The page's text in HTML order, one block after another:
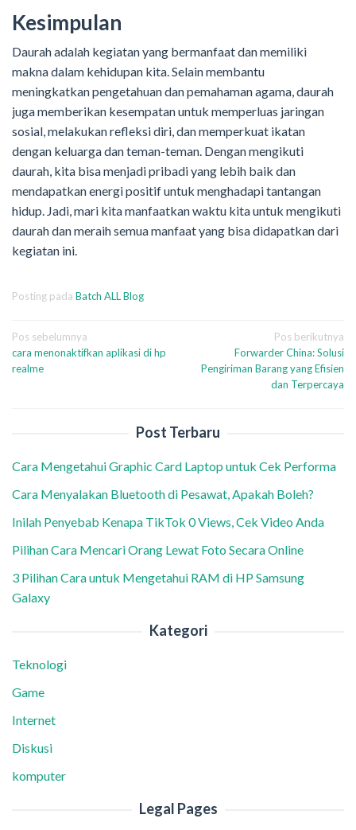
Kesimpulan
Daurah adalah kegiatan yang bermanfaat dan memiliki
makna dalam kehidupan kita. Selain membantu
meningkatkan pengetahuan dan pemahaman agama, daurah
juga memberikan kesempatan untuk memperluas jaringan
sosial, melakukan refleksi diri, dan memperkuat ikatan
dengan keluarga dan teman-teman. Dengan mengikuti
daurah, kita bisa menjadi pribadi yang lebih baik dan
mendapatkan energi positif untuk menghadapi tantangan
hidup. Jadi, mari kita manfaatkan waktu kita untuk mengikuti
daurah dan meraih semua manfaat yang bisa didapatkan dari
kegiatan ini.
Posting pada Batch ALL Blog
Navigasi
pos
Pos sebelumnya
cara menonaktifkan aplikasi di hp
realme
Pos berikutnya
Forwarder China: Solusi
Pengiriman Barang yang Efisien
dan Terpercaya
Post Terbaru
Cara Mengetahui Graphic Card Laptop untuk Cek Performa
Cara Menyalakan Bluetooth di Pesawat, Apakah Boleh?
Inilah Penyebab Kenapa TikTok 0 Views, Cek Video Anda
Pilihan Cara Mencari Orang Lewat Foto Secara Online
3 Pilihan Cara untuk Mengetahui RAM di HP Samsung
Galaxy
Kategori
Teknologi
Game
Internet
Diskusi
komputer
Legal Pages